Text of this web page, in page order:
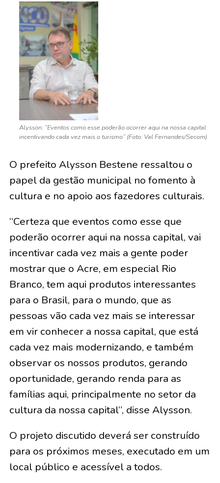
Alysson: “Eventos como esse poderão ocorrer aqui na nossa capital
incentivando cada vez mais o turismo” (Foto: Val Fernandes/Secom)
O prefeito Alysson Bestene ressaltou o
papel da gestão municipal no fomento à
cultura e no apoio aos fazedores culturais.
“Certeza que eventos como esse que
poderão ocorrer aqui na nossa capital, vai
incentivar cada vez mais a gente poder
mostrar que o Acre, em especial Rio
Branco, tem aqui produtos interessantes
para o Brasil, para o mundo, que as
pessoas vão cada vez mais se interessar
em vir conhecer a nossa capital, que está
cada vez mais modernizando, e também
observar os nossos produtos, gerando
oportunidade, gerando renda para as
famílias aqui, principalmente no setor da
cultura da nossa capital”, disse Alysson.
O projeto discutido deverá ser construído
para os próximos meses, executado em um
local público e acessível a todos.